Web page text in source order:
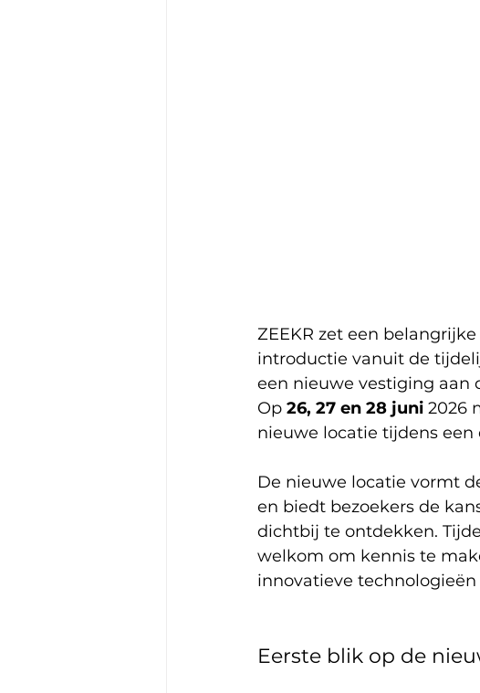
ZEEKR zet een
introductie vanuit de
een nieuwe vestiging aan
Op 26, 27 en 28 juni 2026
nieuwe locatie tijdens
De nieuwe locatie vormt
en biedt bezoekers de
dichtbij te ontdekken.
welkom om kennis te
innovatieve
Eerste blik op de